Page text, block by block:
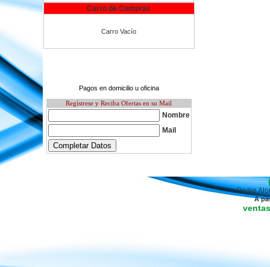
Carro de Compras
Carro Vacío
Pagos en domicilio u oficina
Regístrese y Reciba Ofertas en su Mail
Nombre
Mail
Padre
A